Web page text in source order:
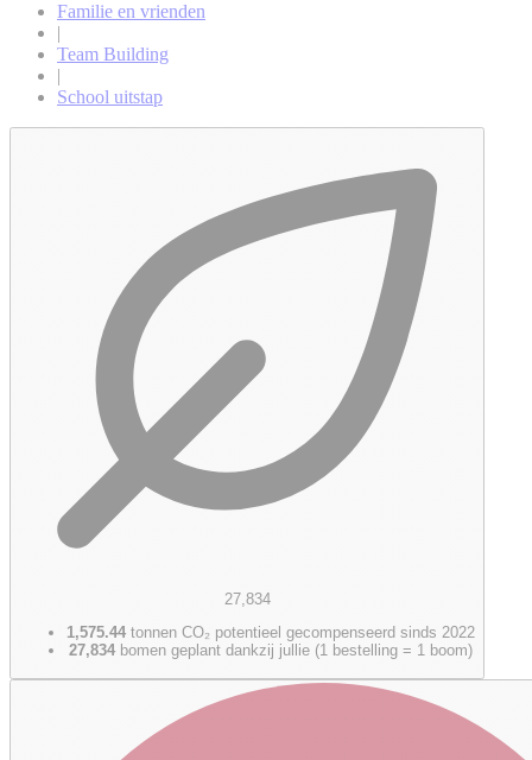
Familie en vrienden
|
Team Building
|
School uitstap
27,834
1,575.44 tonnen CO₂ potentieel gecompenseerd sinds 2022
27,834 bomen geplant dankzij jullie (1 bestelling = 1 boom)